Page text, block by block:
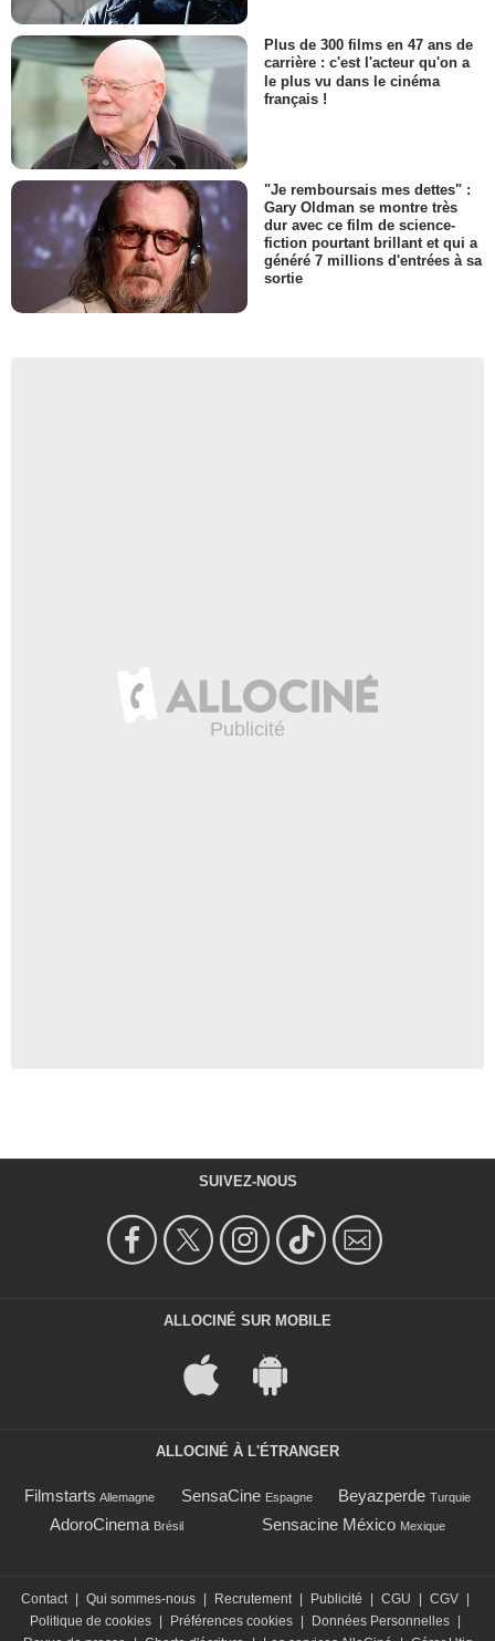
Plus de 300 films en 47 ans de
carrière : c'est l'acteur qu'on a
le plus vu dans le cinéma
français !
"Je remboursais mes dettes" :
Gary Oldman se montre très
dur avec ce film de science-
fiction pourtant brillant et qui a
généré 7 millions d'entrées à sa
sortie
SUIVEZ-NOUS
ALLOCINÉ SUR MOBILE
ALLOCINÉ À L'ÉTRANGER
Filmstarts Allemagne SensaCine Espagne Beyazperde Turquie
AdoroCinema Brésil Sensacine México Mexique
Contact Qui sommes-nous Recrutement Publicité CGU CGV
Politique de cookies
Préférences cookies Données Personnelles